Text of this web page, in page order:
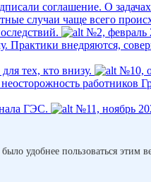
соглашение. О
случаи чаще всего
№2, февраль
Практики внедряются,
тех, кто внизу. №10,
работников
ГЭС. №11, ноябрь
удобнее пользоваться этим